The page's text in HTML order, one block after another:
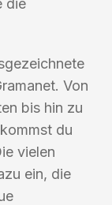
die
Von
bis hin zu
du
vielen
ein, die